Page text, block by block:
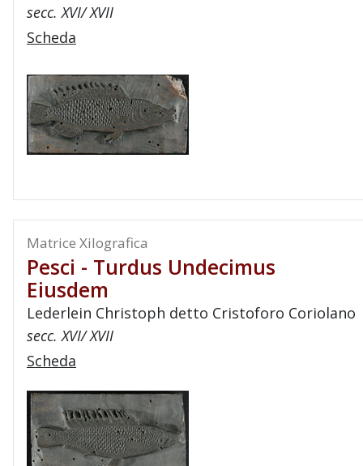
secc. XVI/ XVII
Scheda
Matrice Xilografica
Pesci - Turdus Undecimus
Eiusdem
Lederlein Christoph detto Cristoforo Coriolano
secc. XVI/ XVII
Scheda